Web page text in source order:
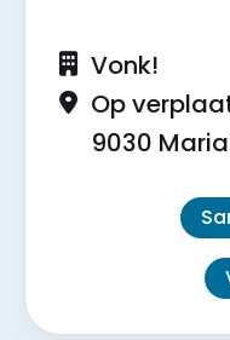
Vonk!
Op
9030